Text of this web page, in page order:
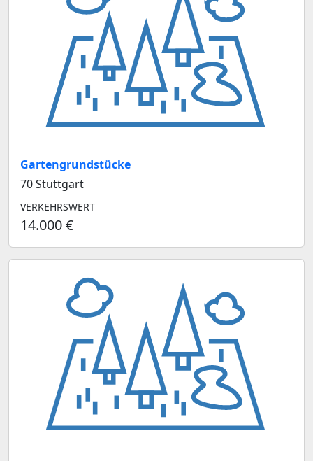
Gartengrundstücke
70 Stuttgart
VERKEHRSWERT
14.000 €